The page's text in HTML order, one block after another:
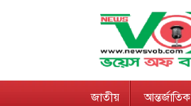
জাতীয় আন্তর্জাতিক